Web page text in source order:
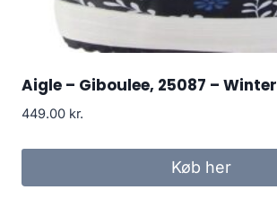
Aigle – Giboulee, 25087 –
449.00 kr.
Køb her